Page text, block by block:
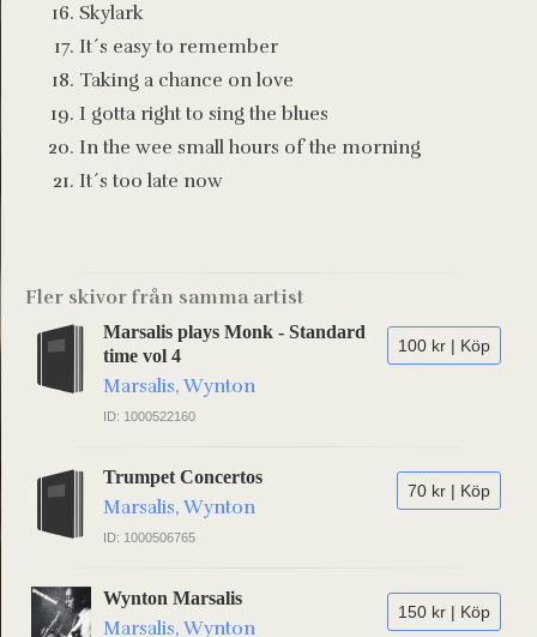
Skylark
It´s easy to remember
Taking a chance on love
I gotta right to sing the blues
In the wee small hours of the morning
It´s too late now
Fler skivor från samma artist
100 kr | Köp
Marsalis plays Monk - Standard
time vol 4
Marsalis, Wynton
ID: 1000522160
70 kr | Köp
Trumpet Concertos
Marsalis, Wynton
ID: 1000506765
150 kr | Köp
Wynton Marsalis
Marsalis, Wynton